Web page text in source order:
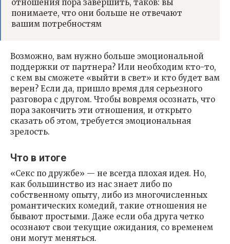
отношения пора завершить, таков: вы
понимаете, что они больше не отвечают
вашим потребностям
Возможно, вам нужно больше эмоциональной
поддержки от партнера? Или необходим кто-то,
с кем вы сможете «выйти в свет» и кто будет вам
верен? Если да, пришло время для серьезного
разговора с другом. Чтобы вовремя осознать, что
пора закончить эти отношения, и открыто
сказать об этом, требуется эмоциональная
зрелость.
Что в итоге
«Секс по дружбе» — не всегда плохая идея. Но,
как большинство из нас знает либо по
собственному опыту, либо из многочисленных
романтических комедий, такие отношения не
бывают простыми. Даже если оба друга четко
осознают свои текущие ожидания, со временем
они могут меняться.